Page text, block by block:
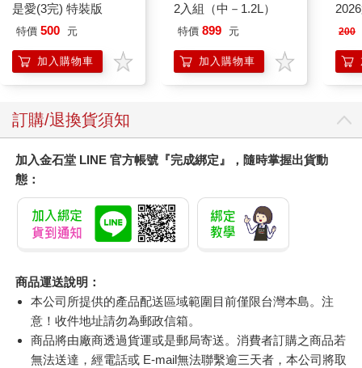
是愛(3完) 特裝版
特價 500 元
加入購物車
2入組（中－1.2L）
特價 899 元
加入購物車
200
訂購/退換貨須知
加入金石堂 LINE 官方帳號『完成綁定』，隨時掌握出貨動
態：
商品運送說明：
本公司所提供的產品配送區域範圍目前僅限台灣本島。注
意！收件地址請勿為郵政信箱。
商品將由廠商透過貨運或是郵局寄送。消費者訂購之商品若
無法送達，經電話或 E-mail無法聯繫逾三天者，本公司將取